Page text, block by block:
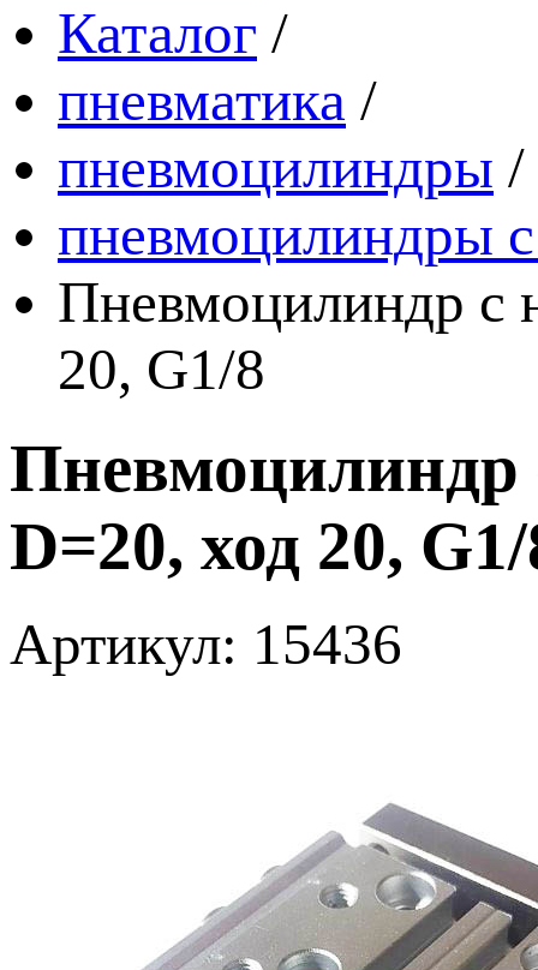
Каталог /
пневматика /
пневмоцилиндры /
пневмоцилиндры
Пневмоцилиндр с
20, G1/8
D=20, ход 20,
Артикул: 15436